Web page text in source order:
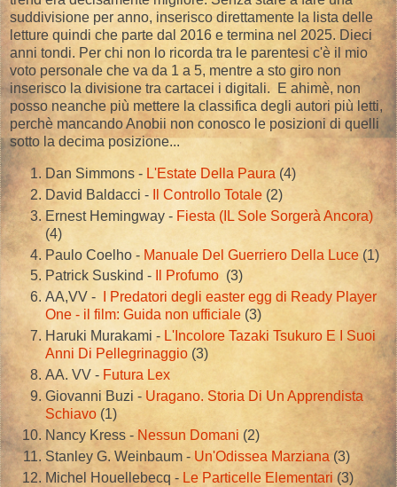
suddivisione per anno, inserisco direttamente la lista delle
letture quindi che parte dal 2016 e termina nel 2025. Dieci
anni tondi. Per chi non lo ricorda tra le parentesi c'è il mio
voto personale che va da 1 a 5, mentre a sto giro non
inserisco la divisione tra cartacei i digitali. E ahimè, non
posso neanche più mettere la classifica degli autori più letti,
perchè mancando Anobii non conosco le posizioni di quelli
sotto la decima posizione...
Dan Simmons - L'Estate Della Paura (4)
David Baldacci -
Il Controllo Totale (2)
Ernest Hemingway - Fiesta (IL Sole Sorgerà Ancora)
(4)
Paulo Coelho - Manuale Del Guerriero Della Luce (1)
Patrick Suskind -
Il Profumo(3)
AA,VV -
I Predatori degli easter egg di Ready Player
One - il film: Guida non ufficiale (3)
Haruki Murakami - L'Incolore Tazaki Tsukuro E I Suoi
Anni Di Pellegrinaggio (3)
AA. VV - Futura Lex
Giovanni Buzi - Uragano. Storia Di Un Apprendista
Schiavo (1)
Nancy Kress - Nessun Domani (2)
Stanley G. Weinbaum - Un'Odissea Marziana (3)
Michel Houellebecq - Le Particelle Elementari (3)